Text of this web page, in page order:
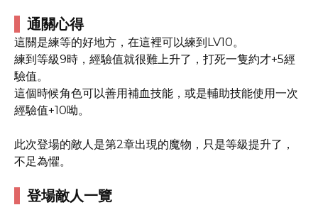
通關心得
這關是練等的好地方，在這裡可以練到LV10。
練到等級9時，經驗值就很難上升了，打死一隻約才+5經
驗值。
這個時候角色可以善用補血技能，或是輔助技能使用一次
經驗值+10呦。
此次登場的敵人是第2章出現的魔物，只是等級提升了，
不足為懼。
登場敵人一覽